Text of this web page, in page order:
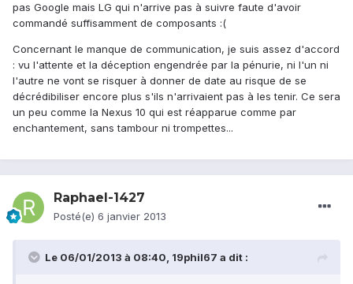
pas Google mais LG qui n'arrive pas à suivre faute d'avoir
commandé suffisamment de composants :(
Concernant le manque de communication, je suis assez d'accord
: vu l'attente et la déception engendrée par la pénurie, ni l'un ni
l'autre ne vont se risquer à donner de date au risque de se
décrédibiliser encore plus s'ils n'arrivaient pas à les tenir. Ce sera
un peu comme la Nexus 10 qui est réapparue comme par
enchantement, sans tambour ni trompettes...
Raphael-1427
Posté(e) 6 janvier 2013
Le 06/01/2013 à 08:40, 19phil67 a dit :